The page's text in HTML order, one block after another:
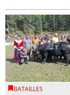
BATAILLES